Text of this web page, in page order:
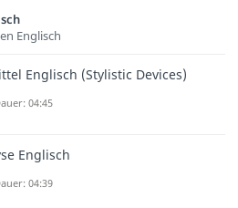
Englisch
Englisch (Stylistic Devices)
04:45
Englisch
04:39